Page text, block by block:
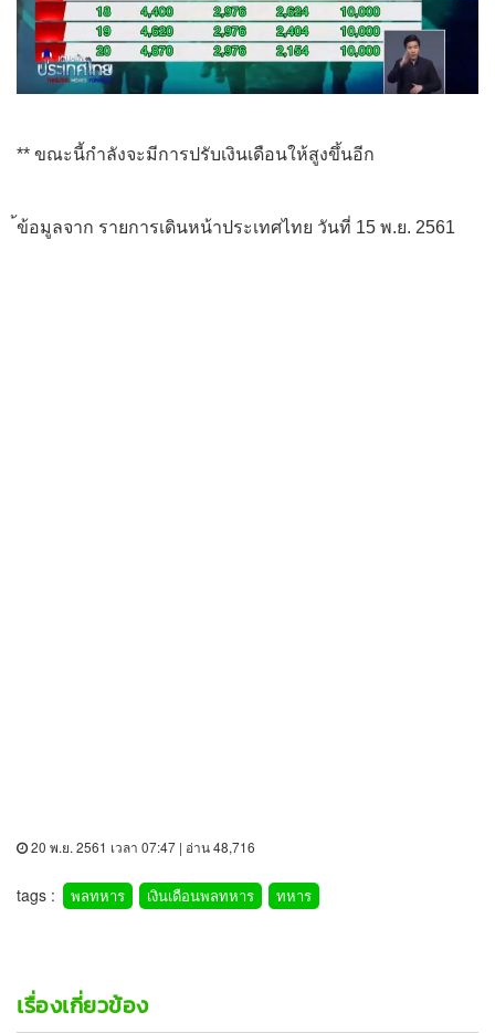
** ขณะนี้กำลังจะมีการปรับเงินเดือนให้สูงขึ้นอีก
้ข้อมูลจาก รายการเดินหน้าประเทศไทย วันที่ 15 พ.ย. 2561
20 พ.ย. 2561 เวลา 07:47 | อ่าน 48,716
tags : พลทหาร เงินเดือนพลทหาร ทหาร
เรื่องเกี่ยวข้อง